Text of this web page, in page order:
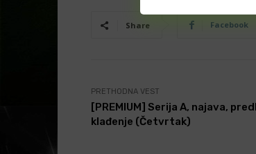
Share Facebook
PRETHODNA VEST
[PREMIUM] Serija A, najava,
klađenje (Četvrtak)